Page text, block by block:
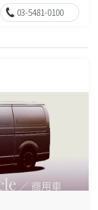
03-5481-0100